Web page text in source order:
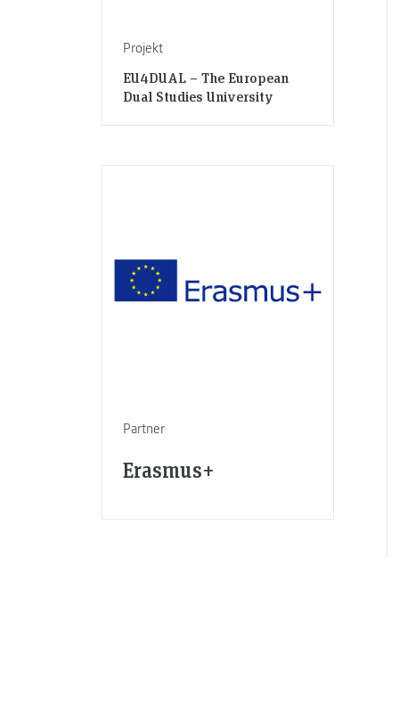
Projekt
EU4DUAL – The European
Dual Studies University
Partner
Erasmus+